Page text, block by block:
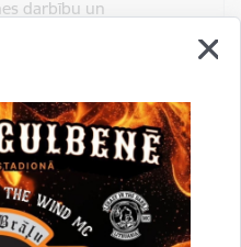
darbību un
iegūšanai par to, kā
vietni.